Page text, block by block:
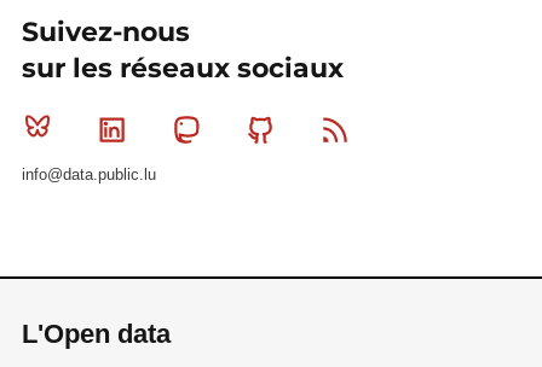
Suivez-nous
sur les réseaux sociaux
Bluesky Linkedin MastodonGithub
info@data.public.lu
L'Open data